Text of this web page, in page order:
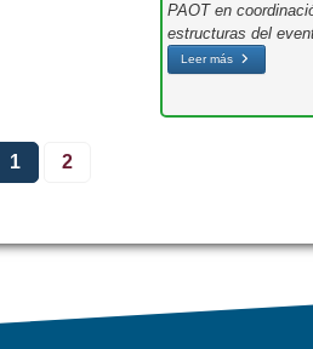
PAOT en
estructuras del
Leer más
1 2